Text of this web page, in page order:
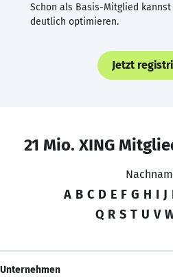
Schon als Basis-Mitglied kannst
deutlich optimieren.
Jetzt
21 Mio. XING
A B C D E F G H I J
Q R S T U V
Unternehmen